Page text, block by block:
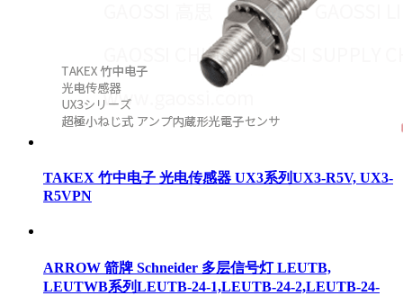
TAKEX 竹中电子 光电传感器 UX3系列UX3-R5V, UX3-
R5VPN
ARROW 箭牌 Schneider 多层信号灯 LEUTB,
LEUTWB系列LEUTB-24-1,LEUTB-24-2,LEUTB-24-